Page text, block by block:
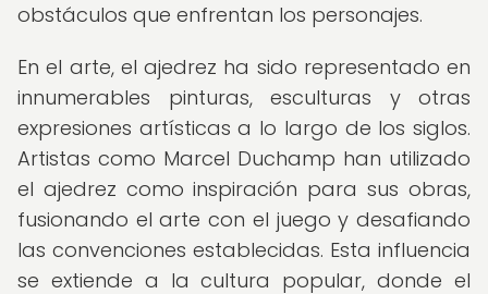
obstáculos que enfrentan los personajes.
En el arte, el ajedrez ha sido representado en
innumerables pinturas, esculturas y otras
expresiones artísticas a lo largo de los siglos.
Artistas como Marcel Duchamp han utilizado
el ajedrez como inspiración para sus obras,
fusionando el arte con el juego y desafiando
las convenciones establecidas. Esta influencia
se extiende a la cultura popular, donde el